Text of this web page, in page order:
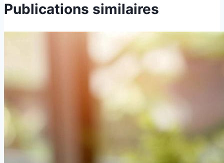
Publications similaires